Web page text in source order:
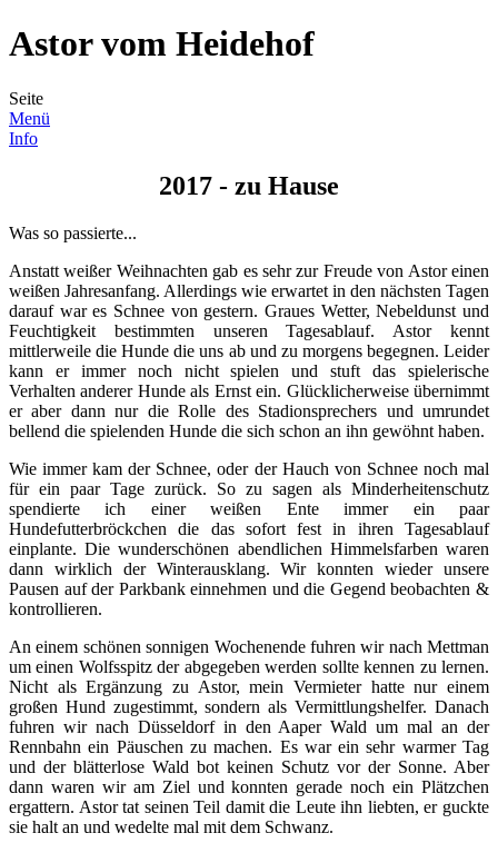
Astor vom Heidehof
Seite
Menü
Info
2017 - zu Hause
Was so passierte...
Anstatt weißer Weihnachten gab es sehr zur Freude von Astor einen
weißen Jahresanfang. Allerdings wie erwartet in den nächsten Tagen
darauf war es Schnee von gestern. Graues Wetter, Nebeldunst und
Feuchtigkeit bestimmten unseren Tagesablauf. Astor kennt
mittlerweile die Hunde die uns ab und zu morgens begegnen. Leider
kann er immer noch nicht spielen und stuft das spielerische
Verhalten anderer Hunde als Ernst ein. Glücklicherweise übernimmt
er aber dann nur die Rolle des Stadionsprechers und umrundet
bellend die spielenden Hunde die sich schon an ihn gewöhnt haben.
Wie immer kam der Schnee, oder der Hauch von Schnee noch mal
für ein paar Tage zurück. So zu sagen als Minderheitenschutz
spendierte ich einer weißen Ente immer ein paar
Hundefutterbröckchen die das sofort fest in ihren Tagesablauf
einplante. Die wunderschönen abendlichen Himmelsfarben waren
dann wirklich der Winterausklang. Wir konnten wieder unsere
Pausen auf der Parkbank einnehmen und die Gegend beobachten &
kontrollieren.
An einem schönen sonnigen Wochenende fuhren wir nach Mettman
um einen Wolfsspitz der abgegeben werden sollte kennen zu lernen.
Nicht als Ergänzung zu Astor, mein Vermieter hatte nur einem
großen Hund zugestimmt, sondern als Vermittlungshelfer. Danach
fuhren wir nach Düsseldorf in den Aaper Wald um mal an der
Rennbahn ein Päuschen zu machen. Es war ein sehr warmer Tag
und der blätterlose Wald bot keinen Schutz vor der Sonne. Aber
dann waren wir am Ziel und konnten gerade noch ein Plätzchen
ergattern. Astor tat seinen Teil damit die Leute ihn liebten, er guckte
sie halt an und wedelte mal mit dem Schwanz.